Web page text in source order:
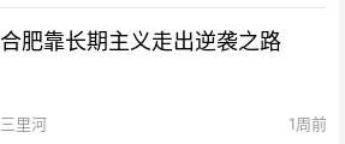
合肥靠长期主义走出逆袭之路
三里河 1周前